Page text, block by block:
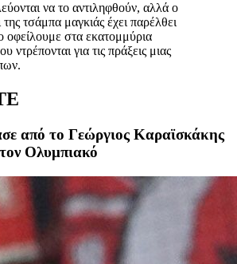
να το αντιληφθούν, αλλά ο
τσάμπα μαγκιάς έχει παρέλθει
οφείλουμε στα εκατομμύρια
ντρέπονται για τις πράξεις μιας
από το Γεώργιος Καραϊσκάκης
Ολυμπιακό